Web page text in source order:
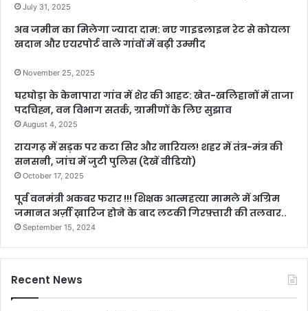
July 31, 2025
अब जमीन का मिलेगा ज्यादा दाम: नए गाइडलाइन रेट से कोयला
खदान और एयरपोर्ट वाले गांवों में बढ़ी उम्मीद
November 25, 2025
घरघोड़ा के केनापारा गांव में शेर की आहट: खेत-खलिहानों में ताजा
पदचिह्न, वन विभाग सतर्क, ग्रामीणों के लिए सुझाव
August 4, 2025
रायगढ़ में सड़क पर कटा सिर और नारियल! शहर में तंत्र-मंत्र की
सनसनी, जांच में जुटी पुलिस (देखें वीडियो)
October 17, 2025
पूर्व वनमंत्री अकबर फरार !!! शिक्षक आत्महत्या मामले में अग्रिम
जमानत अर्ज़ी ख़ारिज होने के बाद लटकी गिरफ़्तारी की तलवार..
September 15, 2024
Recent News